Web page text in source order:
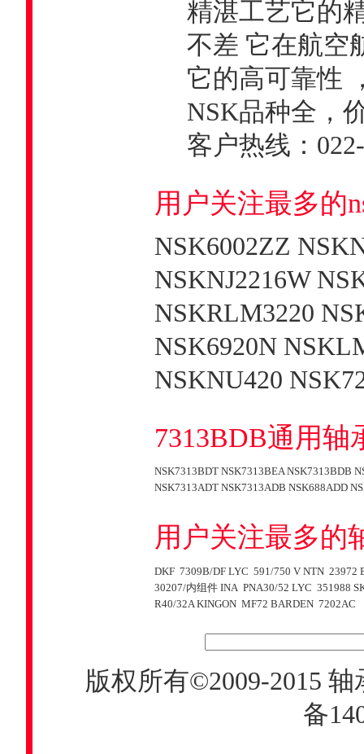
精湛工艺它的
不差 它在航空
它的高可靠性
NSK品种全，
客户热线：
用户关注最多的
NSK6002ZZ
NSKNJ2216W
NSKRLM3220
NSK6920N
NSKNU420
7313BDB通用
NSK7313BDT NSK7313BEA NSK7313BDB
NSK7313ADT NSK7313ADB NSK688ADD
用户关注最多的
DKF 7309B/DF LYC 591/750 V NTN 23972
30207/内组件 INA PNA30/52 LYC 351988
R40/32A KINGON MF72 BARDEN 7202AC
版权所有©2009-2015 轴
备